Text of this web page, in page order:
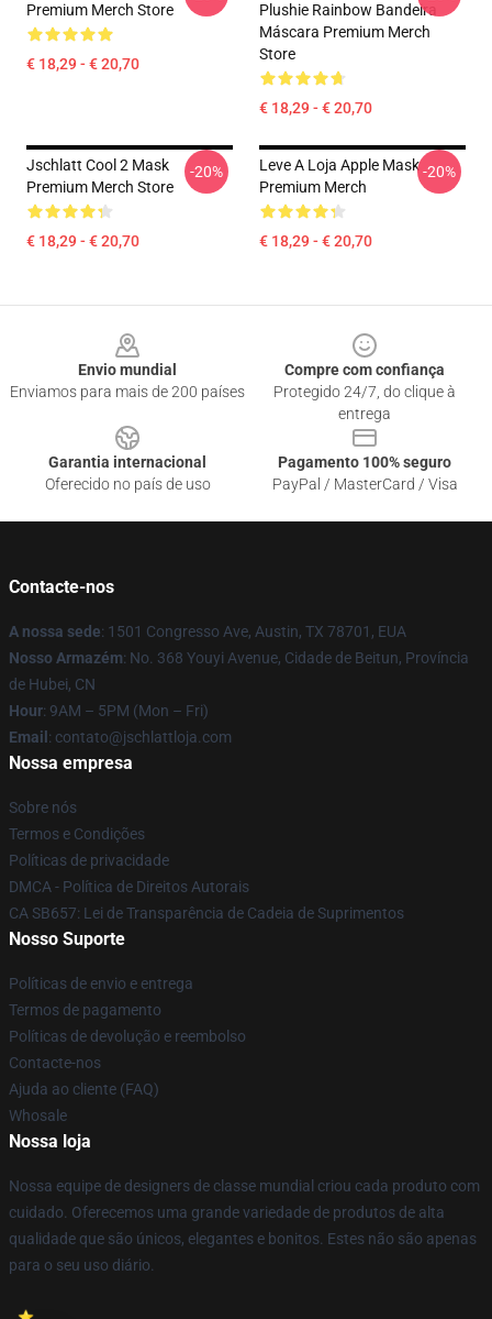
Premium Merch Store
€ 18,29 - € 20,70
Plushie Rainbow Bandeira
Máscara Premium Merch
Store
€ 18,29 - € 20,70
Jschlatt Cool 2 Mask
Premium Merch Store
€ 18,29 - € 20,70
-20%
Leve A Loja Apple Mask
Premium Merch
€ 18,29 - € 20,70
-20%
Envio mundial
Enviamos para mais de 200 países
Compre com confiança
Protegido 24/7, do clique à
entrega
Garantia internacional
Oferecido no país de uso
Pagamento 100% seguro
PayPal / MasterCard / Visa
Contacte-nos
A nossa sede: 1501 Congresso Ave, Austin, TX 78701, EUA
Nosso Armazém: No. 368 Youyi Avenue, Cidade de Beitun, Província
de Hubei, CN
Hour: 9AM – 5PM (Mon – Fri)
Email : contato@jschlattloja.com
Nossa empresa
Sobre nós
Termos e Condições
Políticas de privacidade
DMCA - Política de Direitos Autorais
CA SB657: Lei de Transparência de Cadeia de Suprimentos
Nosso Suporte
Políticas de envio e entrega
Termos de pagamento
Políticas de devolução e reembolso
Contacte-nos
Ajuda ao cliente (FAQ)
Whosale
Nossa loja
Nossa equipe de designers de classe mundial criou cada produto com
cuidado. Oferecemos uma grande variedade de produtos de alta
qualidade que são únicos, elegantes e bonitos. Estes não são apenas
para o seu uso diário.